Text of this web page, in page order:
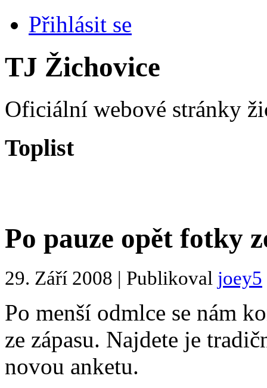
Přihlásit se
TJ Žichovice
Oficiální webové stránky
Toplist
Po pauze opět fotky
29. Září 2008 | Publikoval joey5
Po menší odmlce se nám
ze zápasu. Najdete je
novou anketu.